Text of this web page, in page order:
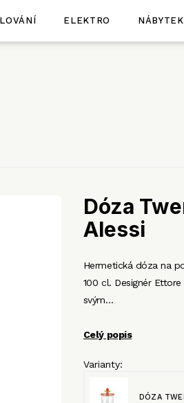
ELEKTRO NÁBYTEK
Dóza
Alessi
Hermetická dóza na
100 cl. Designér
svým…
Celý popis
Varianty:
DÓZA